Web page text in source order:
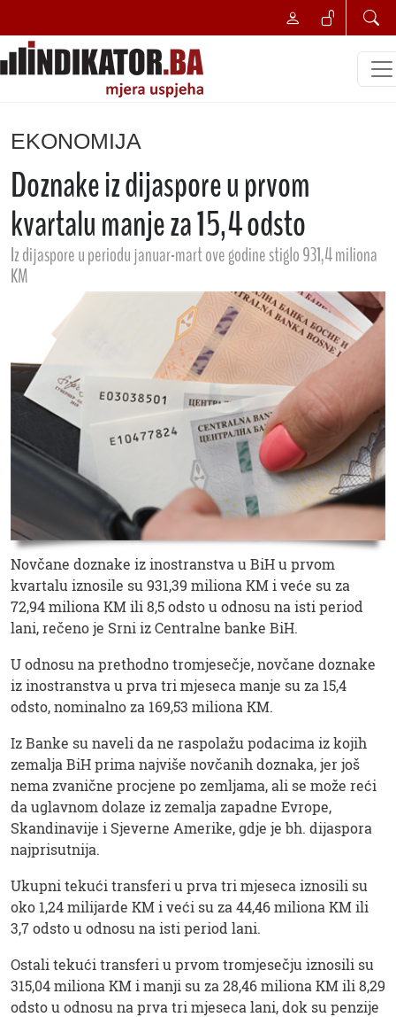
EKONOMIJA
Doznake iz dijaspore u prvom
kvartalu manje za 15,4 odsto
Iz dijaspore u periodu januar-mart ove godine stiglo 931,4 miliona
KM
Novčane doznake iz inostranstva u BiH u prvom
kvartalu iznosile su 931,39 miliona KM i veće su za
72,94 miliona KM ili 8,5 odsto u odnosu na isti period
lani, rečeno je Srni iz Centralne banke BiH.
U odnosu na prethodno tromjesečje, novčane doznake
iz inostranstva u prva tri mjeseca manje su za 15,4
odsto, nominalno za 169,53 miliona KM.
Iz Banke su naveli da ne raspolažu podacima iz kojih
zemalja BiH prima najviše novčanih doznaka, jer još
nema zvanične procjene po zemljama, ali se može reći
da uglavnom dolaze iz zemalja zapadne Evrope,
Skandinavije i Sjeverne Amerike, gdje je bh. dijaspora
najprisutnija.
Ukupni tekući transferi u prva tri mjeseca iznosili su
oko 1,24 milijarde KM i veći su za 44,46 miliona KM ili
3,7 odsto u odnosu na isti period lani.
Ostali tekući transferi u prvom tromjesečju iznosili su
315,04 miliona KM i manji su za 28,46 miliona KM ili 8,29
odsto u odnosu na prva tri mjeseca lani, dok su penzije